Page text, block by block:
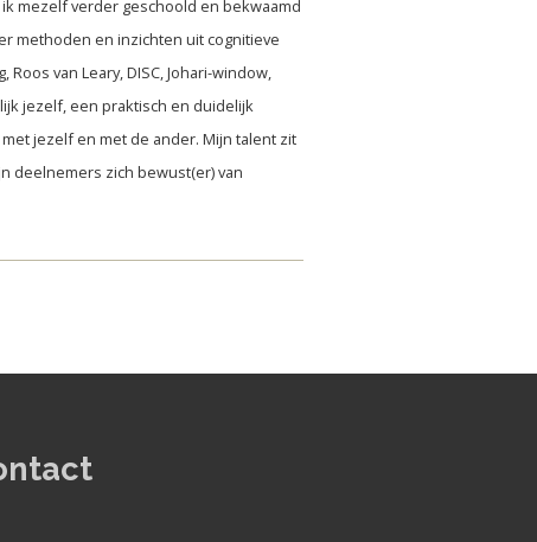
mezelf verder geschoold en bekwaamd
methoden en inzichten uit cognitieve
van Leary, DISC, Johari-window,
jezelf, een praktisch en duidelijk
jezelf en met de ander. Mijn talent zit
deelnemers zich bewust(er) van